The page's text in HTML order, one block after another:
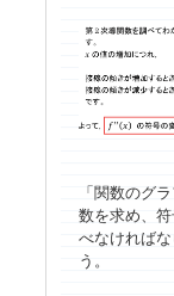
「関数のグ
数を求め、
べなければ
う。